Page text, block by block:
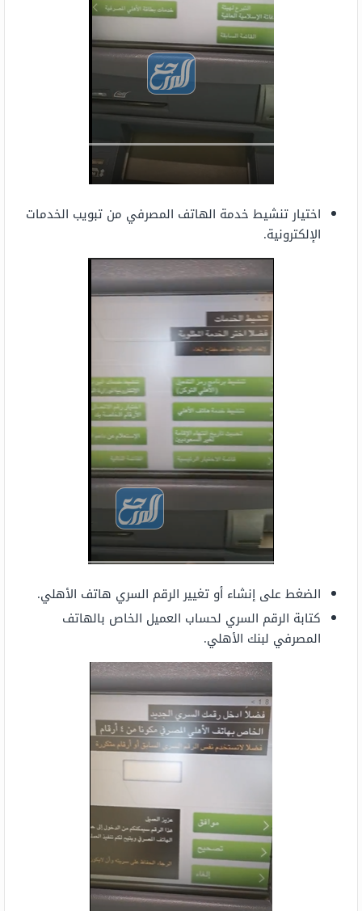
اختيار تنشيط خدمة الهاتف المصرفي من تبويب الخدمات
الإلكترونية.
الضغط على إنشاء أو تغيير الرقم السري هاتف الأهلي.
كتابة الرقم السري لحساب العميل الخاص بالهاتف
المصرفي لبنك الأهلي.